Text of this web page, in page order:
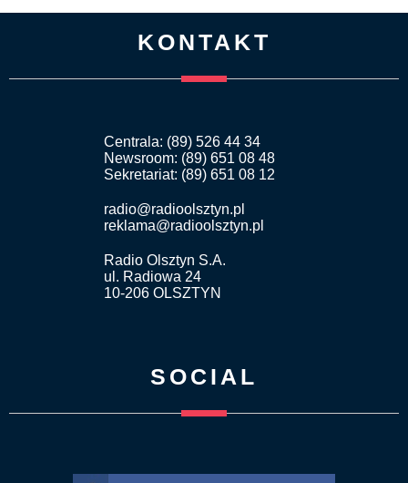
KONTAKT
Centrala: (89) 526 44 34
Newsroom: (89) 651 08 48
Sekretariat: (89) 651 08 12
radio@radioolsztyn.pl
reklama@radioolsztyn.pl
Radio Olsztyn S.A.
ul. Radiowa 24
10-206 OLSZTYN
SOCIAL